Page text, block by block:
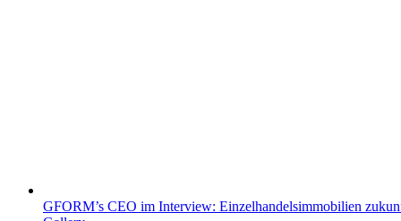
GFORM’s CEO im Interview: Einzelhandelsimmobilien